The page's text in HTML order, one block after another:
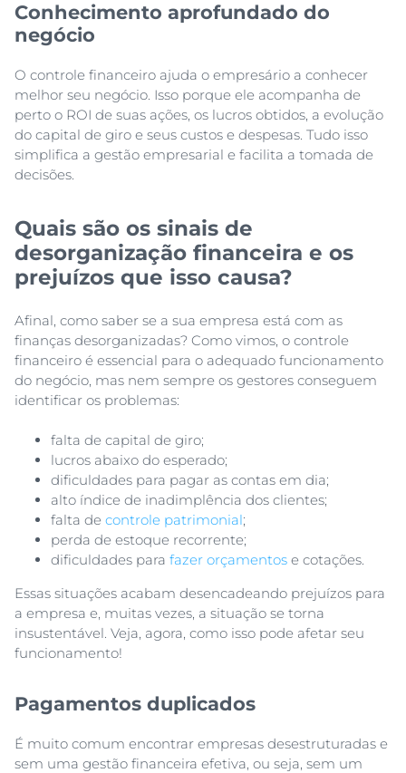
Conhecimento aprofundado do
negócio
O controle financeiro ajuda o empresário a conhecer
melhor seu negócio. Isso porque ele acompanha de
perto o ROI de suas ações, os lucros obtidos, a evolução
do capital de giro e seus custos e despesas. Tudo isso
simplifica a gestão empresarial e facilita a tomada de
decisões.
Quais são os sinais de
desorganização financeira e os
prejuízos que isso causa?
Afinal, como saber se a sua empresa está com as
finanças desorganizadas? Como vimos, o controle
financeiro é essencial para o adequado funcionamento
do negócio, mas nem sempre os gestores conseguem
identificar os problemas:
falta de capital de giro;
lucros abaixo do esperado;
dificuldades para pagar as contas em dia;
alto índice de inadimplência dos clientes;
falta de controle patrimonial;
perda de estoque recorrente;
dificuldades para fazer orçamentos e cotações.
Essas situações acabam desencadeando prejuízos para
a empresa e, muitas vezes, a situação se torna
insustentável. Veja, agora, como isso pode afetar seu
funcionamento!
Pagamentos duplicados
É muito comum encontrar empresas desestruturadas e
sem uma gestão financeira efetiva, ou seja, sem um